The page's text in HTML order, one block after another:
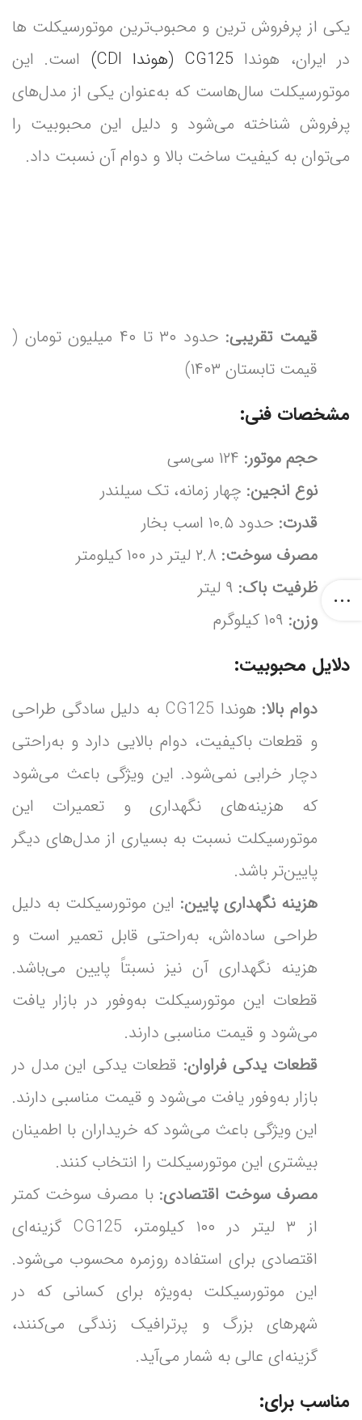
یکی از پرفروش ترین و محبوب‌ترین موتورسیکلت‌ ها
در ایران، هوندا CG125 (هوندا CDI)
است. این
موتورسیکلت سال‌هاست که به‌عنوان یکی از مدل‌های
پرفروش شناخته می‌شود و دلیل این محبوبیت را
می‌توان به کیفیت ساخت بالا و دوام آن نسبت داد.
قیمت تقریبی:
حدود ۳۰ تا ۴۰ میلیون تومان (
قیمت تابستان ۱۴۰۳)
مشخصات فنی:
حجم موتور:
نوع انجین: چهار زمانه، تک سیلندر
قدرت: حدود ۱۰.۵ اسب بخار
مصرف سوخت:
ظرفیت باک:
وزن:
دلایل محبوبیت:
دوام بالا:
هوندا CG125 به دلیل سادگی طراحی
و قطعات باکیفیت، دوام بالایی دارد و به‌راحتی
دچار خرابی نمی‌شود. این ویژگی باعث می‌شود
که هزینه‌های نگهداری و تعمیرات این
موتورسیکلت نسبت به بسیاری از مدل‌های دیگر
پایین‌تر باشد.
هزینه نگهداری پایین: این موتورسیکلت به دلیل
طراحی ساده‌اش، به‌راحتی قابل تعمیر است و
هزینه نگهداری آن نیز نسبتاً پایین می‌باشد.
قطعات این موتورسیکلت به‌وفور در بازار یافت
می‌شود و قیمت مناسبی دارند.
قطعات یدکی فراوان: قطعات یدکی این مدل در
بازار به‌وفور یافت می‌شود و قیمت مناسبی دارند.
این ویژگی باعث می‌شود که خریداران با اطمینان
بیشتری این موتورسیکلت را انتخاب کنند.
مصرف سوخت اقتصادی: با مصرف سوخت کمتر
از ۳ لیتر در ۱۰۰ کیلومتر، CG125 گزینه‌ای
اقتصادی برای استفاده روزمره محسوب می‌شود.
این موتورسیکلت به‌ویژه برای کسانی که در
شهرهای بزرگ و پرترافیک زندگی می‌کنند،
گزینه‌ای عالی به شمار می‌آید.
مناسب برای: